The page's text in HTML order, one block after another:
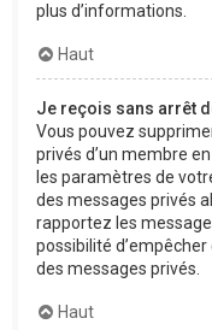
plus d’informations.
Haut
Je reçois sans arrêt
Vous pouvez
privés d’un membre
les paramètres de
des messages privés
rapportez les
possibilité
des messages privés.
Haut